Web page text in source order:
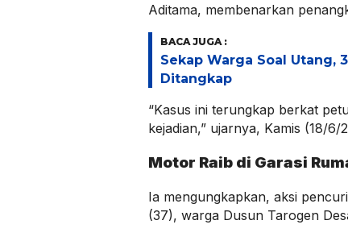
Aditama, membenarkan
BACA JUGA :
Sekap Warga Soal Utang,
Ditangkap
“Kasus ini terungkap berkat
kejadian,” ujarnya, Kamis (18/6/
Motor Raib di Garasi
Ia mengungkapkan, aksi
(37), warga Dusun Tarogen